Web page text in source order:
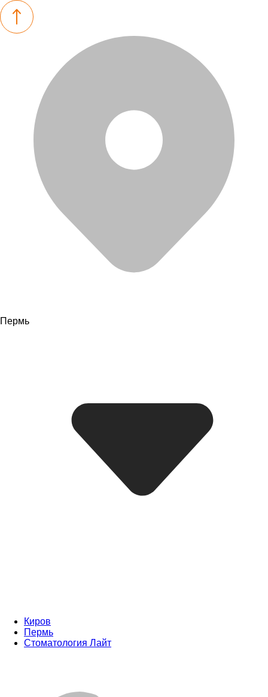
Пермь
Киров
Пермь
Стоматология Лайт